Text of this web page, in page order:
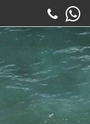
COMPARTIR